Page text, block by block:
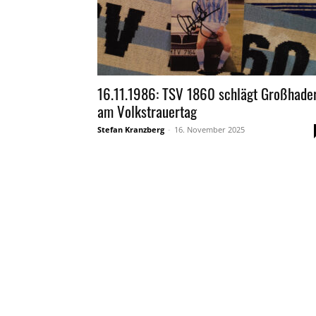
16.11.1986: TSV 1860 schlägt
am Volkstrauertag
Stefan Kranzberg - 16. November 2025